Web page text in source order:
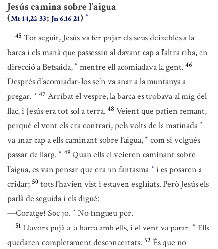
Jesús camina sobre l’aigua
(Mt 14,22-33; Jn 6,16-21) *
45 Tot seguit, Jesús va fer pujar els seus deixebles a la
barca i els manà que passessin al davant cap a l’altra riba, en
direcció a Betsaida, * mentre ell acomiadava la gent. 46
Després d’acomiadar-los se’n va anar a la muntanya a
pregar. * 47 Arribat el vespre, la barca es trobava al mig del
llac, i Jesús era tot sol a terra. 48 Veient que patien remant,
perquè el vent els era contrari, pels volts de la matinada *
va anar cap a ells caminant sobre l’aigua, * com si volgués
passar de llarg. * 49 Quan ells el veieren caminant sobre
l’aigua, es van pensar que era un fantasma * i es posaren a
cridar; 50 tots l’havien vist i estaven esglaiats. Però Jesús els
parlà de seguida i els digué:
—Coratge! Soc jo. * No tingueu por.
51 Llavors pujà a la barca amb ells, i el vent va parar. * Ells
quedaren completament desconcertats. 52 És que no